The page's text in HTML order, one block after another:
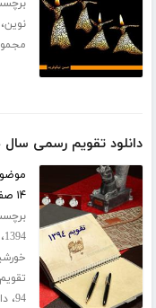
نوین
دانلود تقویم رسمی سال 1394
۱۴ صفحه
1394
تقویم سال
94،